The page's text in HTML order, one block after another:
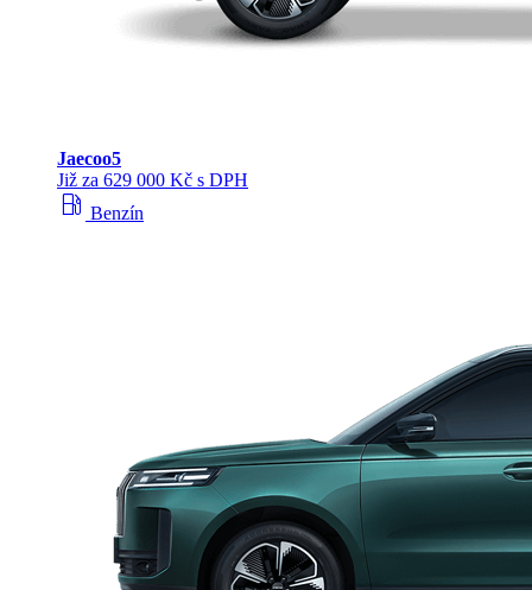
Jaecoo5
Již za 629 000 Kč s DPH
local_gas_station Benzín